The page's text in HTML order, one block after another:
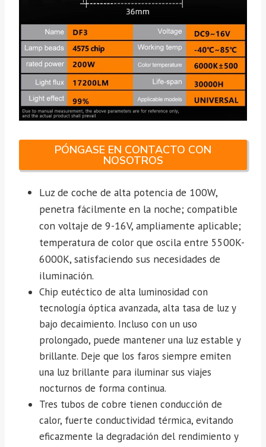
PÓNGASE EN CONTACTO CON
NOSOTROS
Luz de coche de alta potencia de 100W,
penetra fácilmente en la noche; compatible
con voltaje de 9-16V, ampliamente aplicable;
temperatura de color que oscila entre 5500K-
6000K, satisfaciendo sus necesidades de
iluminación.
Chip eutéctico de alta luminosidad con
tecnología óptica avanzada, alta tasa de luz y
bajo decaimiento. Incluso con un uso
prolongado, puede mantener una luz estable y
brillante. Deje que los faros siempre emiten
una luz brillante para iluminar sus viajes
nocturnos de forma continua.
Tres tubos de cobre tienen conducción de
calor, fuerte conductividad térmica, evitando
eficazmente la degradación del rendimiento y